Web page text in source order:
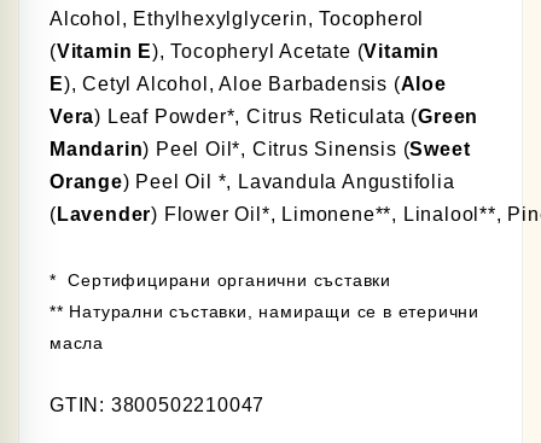
Alcohol, Ethylhexylglycerin, Tocopherol
(Vitamin E), Tocopheryl Acetate (Vitamin
E), Cetyl Alcohol, Aloe Barbadensis (Aloe
Vera) Leaf Powder*, Citrus Reticulata (Green
Mandarin) Peel Oil*, Citrus Sinensis (Sweet
Orange) Peel Oil *, Lavandula Angustifolia
( Lavender) Flower Oil*, Limonene**, Linalool**, P
* Сертифицирани органични съставки
** Натурални съставки, намиращи се в етерични
масла
GTIN: 3800502210047